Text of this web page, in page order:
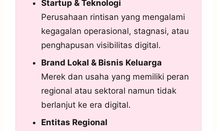
Startup & Teknologi
Perusahaan rintisan yang mengalami
kegagalan operasional, stagnasi, atau
penghapusan visibilitas digital.
Brand Lokal & Bisnis Keluarga
Merek dan usaha yang memiliki peran
regional atau sektoral namun tidak
berlanjut ke era digital.
Entitas Regional